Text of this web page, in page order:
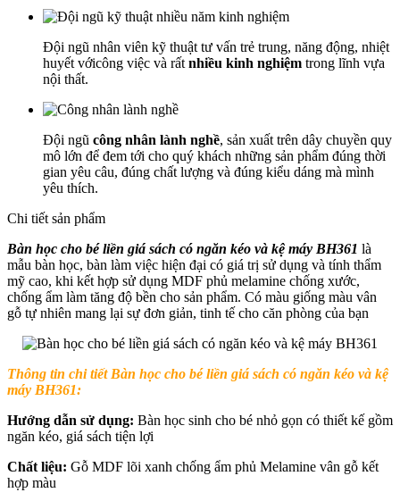
Đội ngũ nhân viên kỹ thuật tư vấn trẻ trung, năng động, nhiệt
huyết vớicông việc và rất nhiều kinh nghiệm trong lĩnh vựa
nội thất.
Đội ngũ công nhân lành nghề, sản xuất trên dây chuyền quy
mô lớn để đem tới cho quý khách những sản phẩm đúng thời
gian yêu câu, đúng chất lượng và đúng kiểu dáng mà mình
yêu thích.
Chi tiết sản phẩm
Bàn học cho bé liền giá sách có ngăn kéo và kệ máy BH361 là
mẫu bàn học, bàn làm việc hiện đại có giá trị sử dụng và tính thẩm
mỹ cao, khi kết hợp sử dụng MDF phủ melamine chống xước,
chống ẩm làm tăng độ bền cho sản phẩm. Có màu giống màu vân
gỗ tự nhiên mang lại sự đơn giản, tinh tế cho căn phòng của bạn
Thông tin chi tiết Bàn học cho bé liền giá sách có ngăn kéo và kệ
máy BH361:
Hướng dẫn sử dụng: Bàn học sinh cho bé nhỏ gọn có thiết kế gồm
ngăn kéo, giá sách tiện lợi
Chất liệu: Gỗ MDF lõi xanh chống ẩm phủ Melamine vân gỗ kết
hợp màu